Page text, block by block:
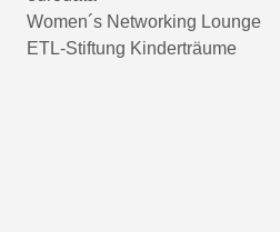
Women´s Networking Lounge
ETL-Stiftung Kinderträume